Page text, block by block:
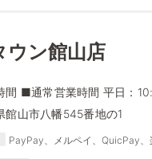
ウン館山店
間 ■通常営業時間 平日：
館山市八幡545番地の1
PayPay、メルペイ、QuicPay、